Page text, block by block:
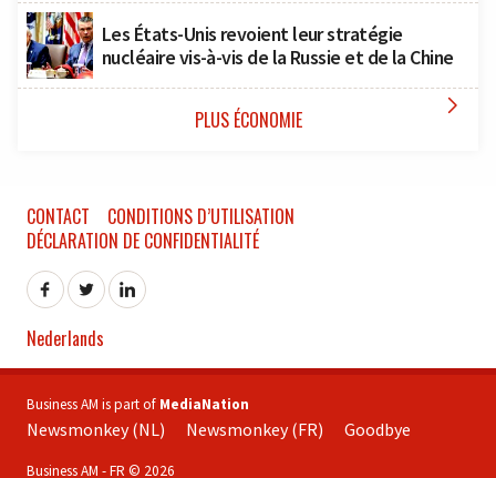
Les États-Unis revoient leur stratégie
nucléaire vis-à-vis de la Russie et de la Chine
PLUS ÉCONOMIE 
CONTACT
CONDITIONS D’UTILISATION
DÉCLARATION DE CONFIDENTIALITÉ
Nederlands
Business AM is part of MediaNation
Newsmonkey (NL) Newsmonkey (FR) Goodbye
Business AM - FR © 2026